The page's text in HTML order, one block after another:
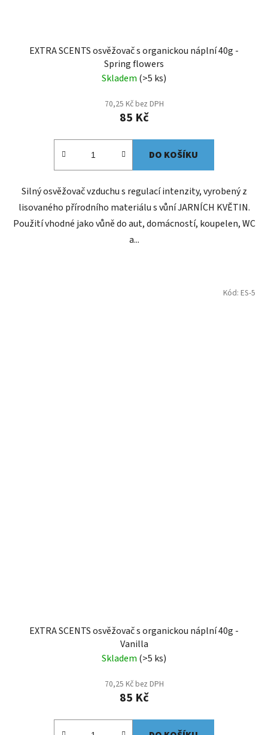
EXTRA SCENTS osvěžovač s organickou náplní 40g -
Spring flowers
Skladem (>5 ks)
70,25 Kč bez DPH
85 Kč
DO KOŠÍKU
Silný osvěžovač vzduchu s regulací intenzity, vyrobený z
lisovaného přírodního materiálu s vůní JARNÍCH KVĚTIN.
Použití vhodné jako vůně do aut, domácností, koupelen, WC
a...
EXTRA SCENTS osvěžovač s organickou náplní 40g -
Vanilla
Skladem (>5 ks)
70,25 Kč bez DPH
85 Kč
Kód: ES-5